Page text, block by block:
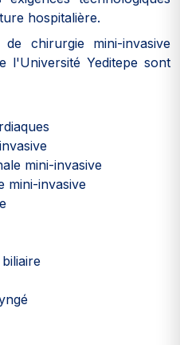
hospitalière.
chirurgie mini-invasive
l'Université Yeditepe sont
mini-invasive
mini-invasive